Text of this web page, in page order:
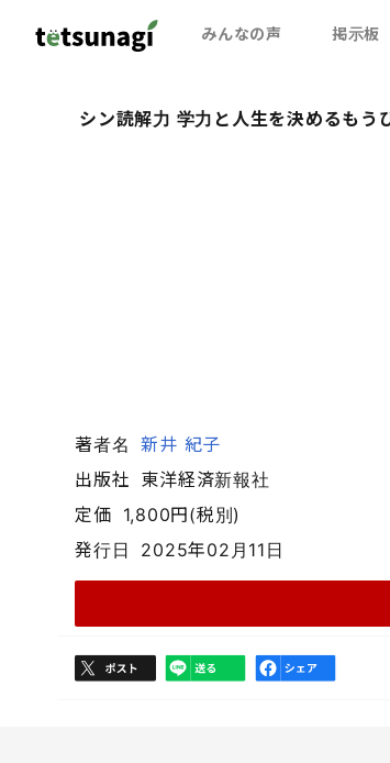
みんなの声 掲示板
シン読解力 学力と人生を決めるもう
著者名
新井 紀子
出版社 東洋経済新報社
定価 1,800円(税別)
発行日
2025年02月11日